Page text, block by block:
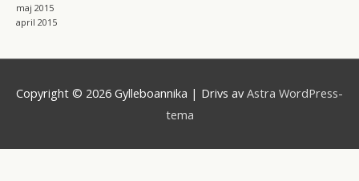
maj 2015
april 2015
Copyright © 2026 Gylleboannika | Drivs av Astra WordPress-
tema